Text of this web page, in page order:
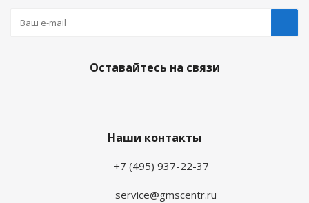
Оставайтесь на связи
Наши контакты
+7 (495) 937-22-37
service@gmscentr.ru